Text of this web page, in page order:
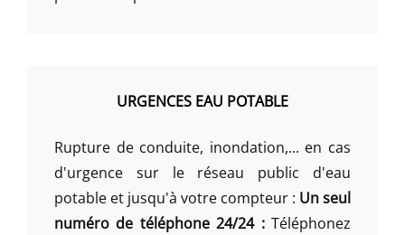
URGENCES EAU POTABLE
Rupture de conduite, inondation,... en cas
d'urgence sur le réseau public d'eau
potable et jusqu'à votre compteur : Un seul
numéro de téléphone 24/24 :Téléphonez